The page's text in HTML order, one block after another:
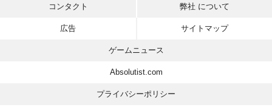
コンタクト 弊社 について
広告 サイトマップ
ゲームニュース
Absolutist.com
プライバシーポリシー